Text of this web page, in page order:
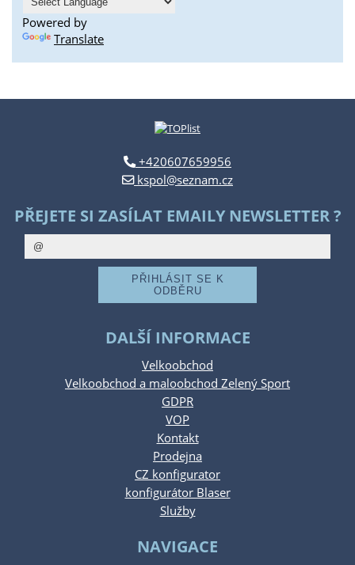
Powered by
Translate
+420607659956
kspol@seznam.cz
PŘEJETE SI ZASÍLAT EMAILY NEWSLETTER ?
DALŠÍ INFORMACE
Velkoobchod
Velkoobchod a maloobchod Zelený Sport
GDPR
VOP
Kontakt
Prodejna
CZ konfigurator
konfigurátor Blaser
Služby
NAVIGACE